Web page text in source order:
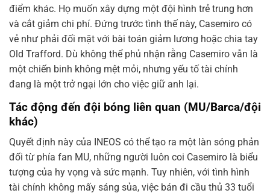
điểm khác. Họ muốn xây dựng một đội hình trẻ trung hơn
và cắt giảm chi phí. Đứng trước tình thế này, Casemiro có
vẻ như phải đối mặt với bài toán giảm lương hoặc chia tay
Old Trafford. Dù không thể phủ nhận rằng Casemiro vẫn là
một chiến binh không mệt mỏi, nhưng yếu tố tài chính
đang là một trở ngại lớn cho việc giữ anh lại.
Tác động đến đội bóng liên quan (MU/Barca/đội
khác)
Quyết định này của INEOS có thể tạo ra một làn sóng phản
đối từ phía fan MU, những người luôn coi Casemiro là biểu
tượng của hy vọng và sức mạnh. Tuy nhiên, với tình hình
tài chính không mấy sáng sủa, việc bán đi cầu thủ 33 tuổi